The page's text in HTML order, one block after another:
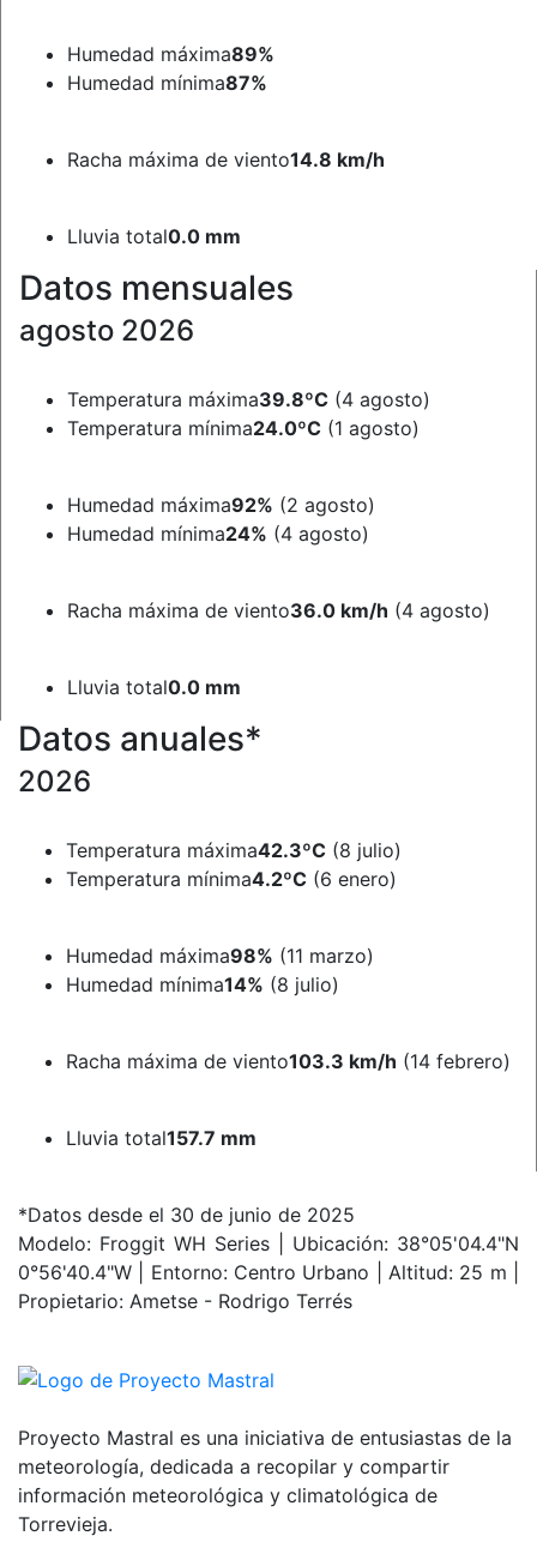
Humedad máxima89%
Humedad mínima87%
Racha máxima de viento14.8 km/h
Lluvia total0.0 mm
Datos mensuales
agosto 2026
Temperatura máxima39.8ºC (4 agosto)
Temperatura mínima24.0ºC (1 agosto)
Humedad máxima92% (2 agosto)
Humedad mínima24% (4 agosto)
Racha máxima de viento36.0 km/h (4 agosto)
Lluvia total0.0 mm
Datos anuales*
2026
Temperatura máxima42.3ºC (8 julio)
Temperatura mínima4.2ºC (6 enero)
Humedad máxima98% (11 marzo)
Humedad mínima14% (8 julio)
Racha máxima de viento103.3 km/h (14 febrero)
Lluvia total157.7 mm
*Datos desde el 30 de junio de 2025
Modelo: Froggit WH Series | Ubicación: 38°05'04.4"N
0°56'40.4"W | Entorno: Centro Urbano | Altitud: 25 m |
Propietario: Ametse - Rodrigo Terrés
Proyecto Mastral es una iniciativa de entusiastas de la
meteorología, dedicada a recopilar y compartir
información meteorológica y climatológica de
Torrevieja.